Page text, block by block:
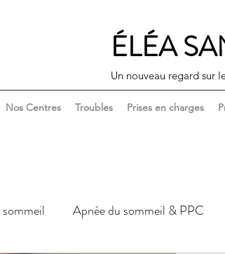
ÉLÉA
Un nouveau regard sur
Nos Centres Troubles Prises en charges
Apnée du sommeil & PPC